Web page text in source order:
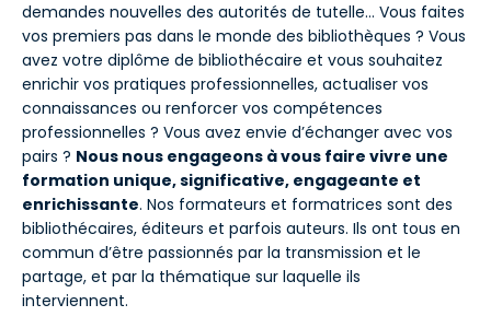
demandes nouvelles des autorités de tutelle… Vous faites
vos premiers pas dans le monde des bibliothèques ? Vous
avez votre diplôme de bibliothécaire et vous souhaitez
enrichir vos pratiques professionnelles, actualiser vos
connaissances ou renforcer vos compétences
professionnelles ? Vous avez envie d’échanger avec vos
pairs ? Nous nous engageons à vous faire vivre une
formation unique, significative, engageante et
enrichissante. Nos formateurs et formatrices sont des
bibliothécaires, éditeurs et parfois auteurs. Ils ont tous en
commun d’être passionnés par la transmission et le
partage, et par la thématique sur laquelle ils
interviennent.